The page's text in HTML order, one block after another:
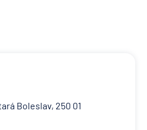
Boleslav, 250 01